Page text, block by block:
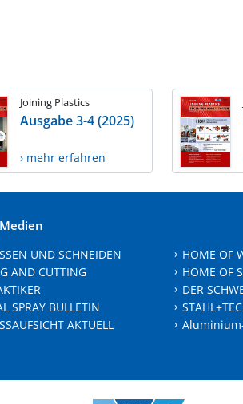
Joining Plastics
Ausgabe 3-4 (2025)
› mehr erfahren
UND SCHNEIDEN
AND CUTTING
SPRAY BULLETIN
AKTUELL
HOME OF
HOME OF
DER